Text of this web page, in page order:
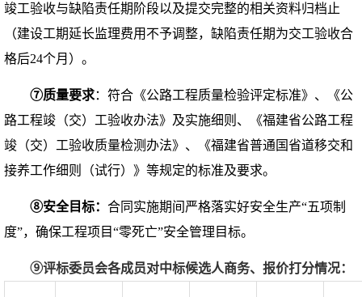
竣工验收与缺陷责任期阶段以及提交完整的相关资料归档止
（建设工期延长监理费用 不予调整，缺陷责任期为交工验收合
格后24个月 ） 。
⑦质量要求： 符合《公路工程质量检验评定标准》、《公
路工程竣（交）工验收办法》及实施细则、《福建省公路工程
竣（交）工验收质量检测办法》、《福建省普通国省道移交和
接养工作细则（试行）》等规定的标准及要求。
⑧安全目标： 合同实施期间严格落实好安全生产“五项制
度”，确保工程项目“零死亡”安全管理目标。
⑨评标委员会各成员对中标候选人商务、报价打分情况：